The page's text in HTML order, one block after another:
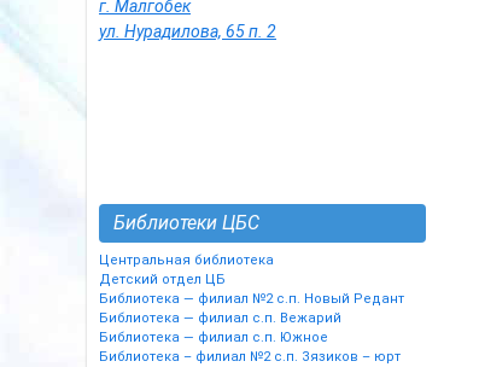
г. Малгобек
ул. Нурадилова, 65 п. 2
Библиотеки ЦБС
Центральная библиотека
Детский отдел ЦБ
Библиотека — филиал №2 с.п. Новый Редант
Библиотека — филиал с.п. Вежарий
Библиотека — филиал с.п. Южное
Библиотека – филиал №2 с.п. Зязиков – юрт